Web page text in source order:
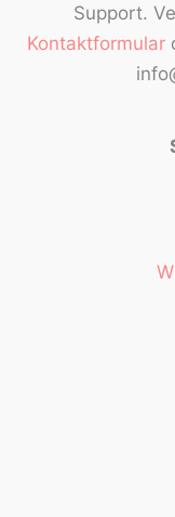
Support.
Kontaktformular